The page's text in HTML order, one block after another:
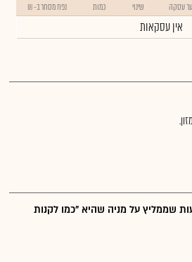
עסקה שינוי כמות נפח מסחר ב- ₪
אין עסקאות
שממליץ על מניה שהיא "כמו לקנות